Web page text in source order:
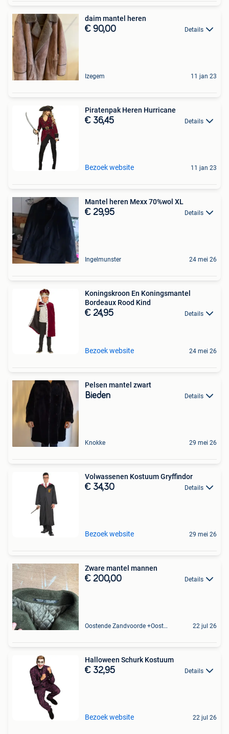
daim mantel heren
€ 90,00 Details
Izegem 11 jan 23
Piratenpak Heren Hurricane
€ 36,45 Details
Bezoek website 11 jan 23
Mantel heren Mexx 70%wol XL
€ 29,95 Details
Ingelmunster 24 mei 26
Koningskroon En Koningsmantel
Bordeaux Rood Kind
€ 24,95 Details
Bezoek website 24 mei 26
Pelsen mantel zwart
Bieden Details
Knokke 29 mei 26
Volwassenen Kostuum Gryffindor
€ 34,30 Details
Bezoek website 29 mei 26
Zware mantel mannen
€ 200,00 Details
Oostende Zandvoorde +Oostende 22 jul 26
Halloween Schurk Kostuum
€ 32,95 Details
Bezoek website 22 jul 26